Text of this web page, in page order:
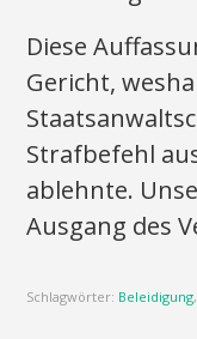
Diese
Gericht,
Strafbefehl
ablehnte.
Ausgang des
Schlagwörter: Beleidigung,